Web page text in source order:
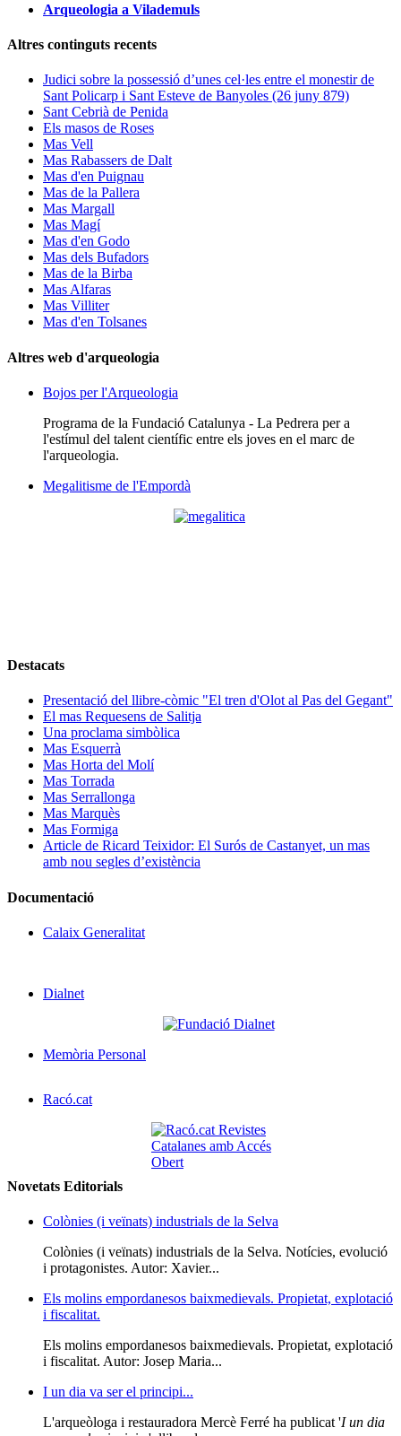
Arqueologia a Vilademuls
Altres continguts recents
Judici sobre la possessió d’unes cel·les entre el monestir de
Sant Policarp i Sant Esteve de Banyoles (26 juny 879)
Sant Cebrià de Penida
Els masos de Roses
Mas Vell
Mas Rabassers de Dalt
Mas d'en Puignau
Mas de la Pallera
Mas Margall
Mas Magí
Mas d'en Godo
Mas dels Bufadors
Mas de la Birba
Mas Alfaras
Mas Villiter
Mas d'en Tolsanes
Altres web d'arqueologia
Bojos per l'Arqueologia
Programa de la Fundació Catalunya - La Pedrera per a
l'estímul del talent científic entre els joves en el marc de
l'arqueologia.
Megalitisme de l'Empordà
Destacats
Presentació del llibre-còmic "El tren d'Olot al Pas del Gegant"
El mas Requesens de Salitja
Una proclama simbòlica
Mas Esquerrà
Mas Horta del Molí
Mas Torrada
Mas Serrallonga
Mas Marquès
Mas Formiga
Article de Ricard Teixidor: El Surós de Castanyet, un mas
amb nou segles d’existència
Documentació
Calaix Generalitat
Dialnet
Memòria Personal
Racó.cat
Novetats Editorials
Colònies (i veïnats) industrials de la Selva
Colònies (i veïnats) industrials de la Selva. Notícies, evolució
i protagonistes. Autor: Xavier...
Els molins empordanesos baixmedievals. Propietat, explotació
i fiscalitat.
Els molins empordanesos baixmedievals. Propietat, explotació
i fiscalitat. Autor: Josep Maria...
I un dia va ser el principi...
L'arqueòloga i restauradora Mercè Ferré ha publicat 'I un dia